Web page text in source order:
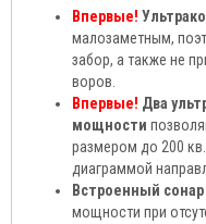
Впервые!
малозаметным,
забор, а также не
воров.
Впервые! Два
мощности
размером до 200
диаграммой
Встроенный сонар
мощности при